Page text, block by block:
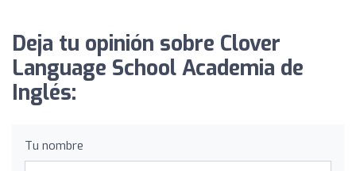
Deja tu opinión sobre Clover
Language School Academia de
Inglés:
Tu nombre